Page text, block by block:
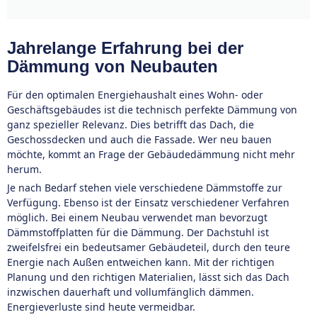
Jahrelange Erfahrung bei der
Dämmung von Neubauten
Für den optimalen Energiehaushalt eines Wohn- oder
Geschäftsgebäudes ist die technisch perfekte Dämmung von
ganz spezieller Relevanz. Dies betrifft das Dach, die
Geschossdecken und auch die Fassade. Wer neu bauen
möchte, kommt an Frage der Gebäudedämmung nicht mehr
herum.
Je nach Bedarf stehen viele verschiedene Dämmstoffe zur
Verfügung. Ebenso ist der Einsatz verschiedener Verfahren
möglich. Bei einem Neubau verwendet man bevorzugt
Dämmstoffplatten für die Dämmung. Der Dachstuhl ist
zweifelsfrei ein bedeutsamer Gebäudeteil, durch den teure
Energie nach Außen entweichen kann. Mit der richtigen
Planung und den richtigen Materialien, lässt sich das Dach
inzwischen dauerhaft und vollumfänglich dämmen.
Energieverluste sind heute vermeidbar.